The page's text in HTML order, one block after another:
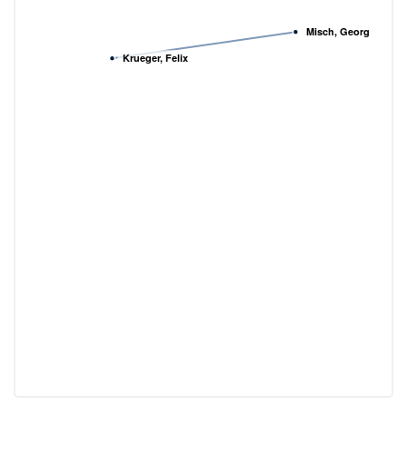
Misch, Georg
Krueger, Felix